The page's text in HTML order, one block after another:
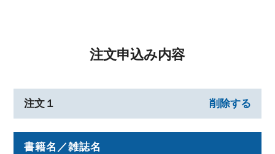
注文申込み内容
注文１ 削除する
書籍名／雑誌名